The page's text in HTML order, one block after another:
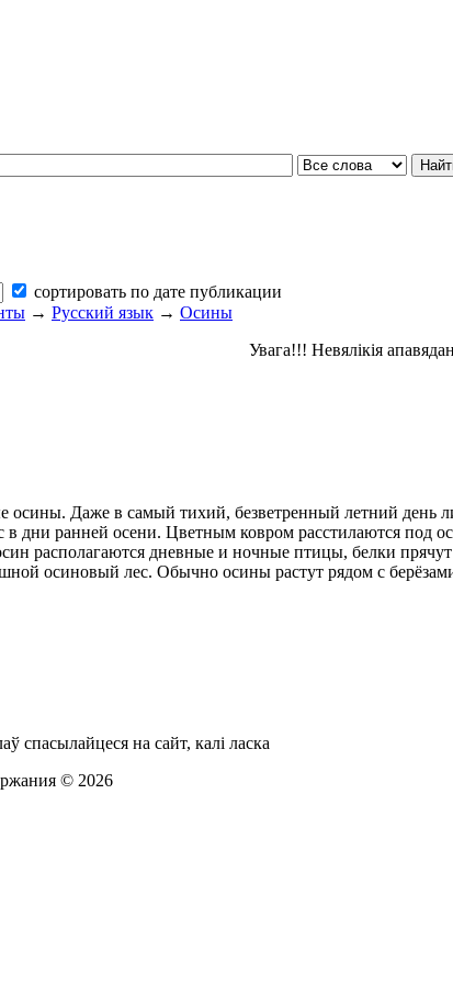
сортировать по дате публикации
→ Русский язык → Осины
Увага!!! Невялікія
Даже в самый тихий, безветренный летний день
дни ранней осени. Цветным ковром расстилаются под
располагаются дневные и ночные птицы, белки
осиновый лес. Обычно осины растут рядом с
спасылайцеся на сайт, калі ласка
© 2026